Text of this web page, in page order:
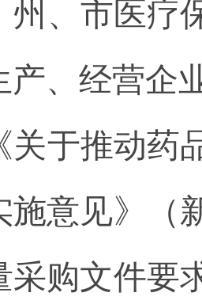
州、市医疗
产、 经营企
关于推动药
施意见》（
采购文件要